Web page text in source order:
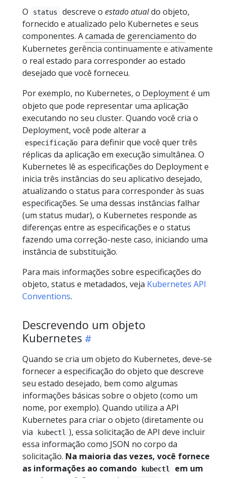
O
status descreve o estado atualdo objeto,
fornecido e atualizado pelo Kubernetes e seus
componentes. Acamada de gerenciamento do
Kubernetes gerência continuamente e ativamente
o real estado para corresponder ao estado
desejado que você forneceu.
Por exemplo, no Kubernetes, o Deploymenté um
objeto que pode representar uma aplicação
executando no seu cluster. Quando você cria o
Deployment, você pode alterar a
especificação para definir que você quer três
réplicas da aplicação em execução simultânea. O
Kubernetes lê as especificações do Deployment e
inicia três instâncias do seu aplicativo desejado,
atualizando o status para corresponder às suas
especificações. Se uma dessas instâncias falhar
(um status mudar), o Kubernetes responde as
diferenças entre as especificações e o status
fazendo uma correção-neste caso, iniciando uma
instância de substituição.
Para mais informações sobre especificações do
objeto, status e metadados, veja Kubernetes API
Conventions.
Descrevendo um objeto
Kubernetes
Quando se cria um objeto do Kubernetes, deve-se
fornecer a especificação do objeto que descreve
seu estado desejado, bem como algumas
informações básicas sobre o objeto (como um
nome, por exemplo). Quando utiliza a API
Kubernetes para criar o objeto (diretamente ou
via
kubectl ), essa solicitação de API deve incluir
essa informação como JSON no corpo da
solicitação. Na maioria das vezes, você fornece
as informações ao comando
kubectl
em um